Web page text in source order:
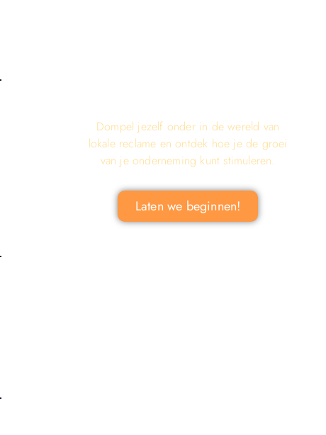
Dompel jezelf onder in de wereld van
lokale reclame en ontdek hoe je de groei
van je onderneming kunt stimuleren.
Laten we beginnen!